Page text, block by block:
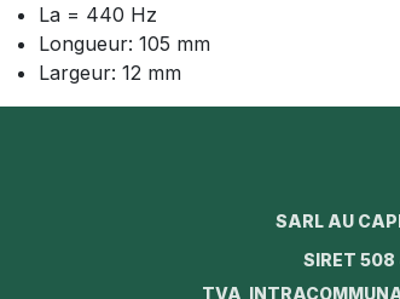
La = 440 Hz
Longueur: 105 mm
Largeur: 12 mm
SARL AU
SIRET
TVA